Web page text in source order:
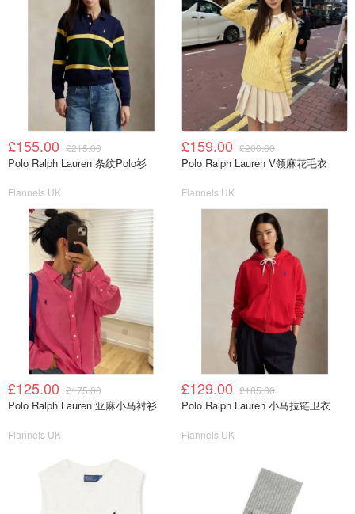
£155.00 £215.00
Polo Ralph Lauren 条纹Polo衫
Flannels UK
£159.00 £200.00
Polo Ralph Lauren V领麻花毛衣
Flannels UK
£125.00 £175.00
Polo Ralph Lauren 亚麻小马衬衫
Flannels UK
£129.00 £185.00
Polo Ralph Lauren 小马拉链卫衣
Flannels UK